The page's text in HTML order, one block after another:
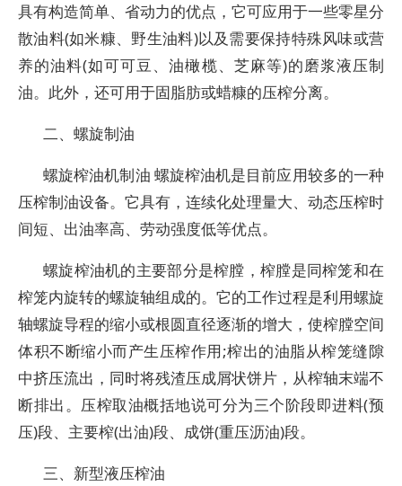
具有构造简单、省动力的优点，它可应用于一些零星分
散油料(如米糠、野生油料)以及需要保持特殊风味或营
养的油料(如可可豆、油橄榄、芝麻等)的磨浆液压制
油。此外，还可用于固脂肪或蜡糠的压榨分离。
二、螺旋制油
螺旋榨油机制油 螺旋榨油机是目前应用较多的一种
压榨制油设备。它具有，连续化处理量大、动态压榨时
间短、出油率高、劳动强度低等优点。
螺旋榨油机的主要部分是榨膛，榨膛是同榨笼和在
榨笼内旋转的螺旋轴组成的。它的工作过程是利用螺旋
轴螺旋导程的缩小或根圆直径逐渐的增大，使榨膛空间
体积不断缩小而产生压榨作用;榨出的油脂从榨笼缝隙
中挤压流出，同时将残渣压成屑状饼片，从榨轴末端不
断排出。压榨取油概括地说可分为三个阶段即进料(预
压)段、主要榨(出油)段、成饼(重压沥油)段。
三、新型液压榨油